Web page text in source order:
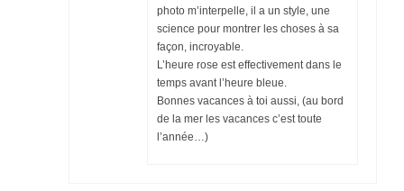
photo m’interpelle, il a un style, une
science pour montrer les choses à sa
façon, incroyable.
L’heure rose est effectivement dans le
temps avant l’heure bleue.
Bonnes vacances à toi aussi, (au bord
de la mer les vacances c’est toute
l’année…)